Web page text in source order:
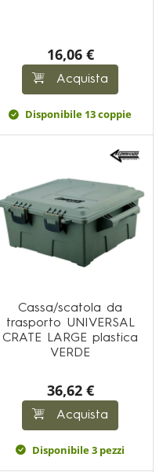
16,06 €
Acquista
Disponibile 13 coppie
Cassa/scatola da
trasporto UNIVERSAL
CRATE LARGE plastica
VERDE
36,62 €
Acquista
Disponibile 3 pezzi